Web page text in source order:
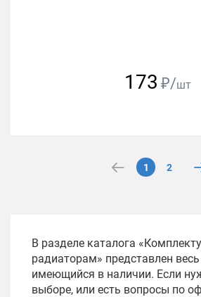
173 ₽/шт
1 2
В разделе каталога
радиаторам» представлен
имеющийся в наличии. Если
выборе, или есть вопросы по